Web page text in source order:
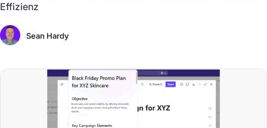
Effizienz
Sean Hardy